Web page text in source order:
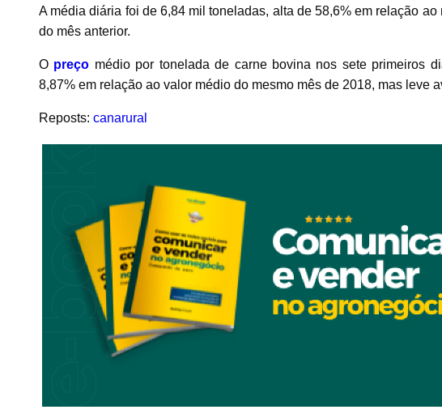
A média diária foi de 6,84 mil toneladas, alta de 58,6% em relação
do mês anterior.
O preço médio por tonelada de carne bovina nos sete primeiros
8,87% em relação ao valor médio do mesmo mês de 2018, mas leve
Reposts: canarural